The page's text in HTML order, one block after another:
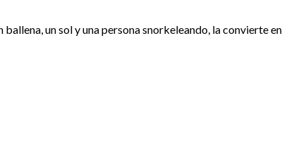
un sol y una persona snorkeleando, la convierte en